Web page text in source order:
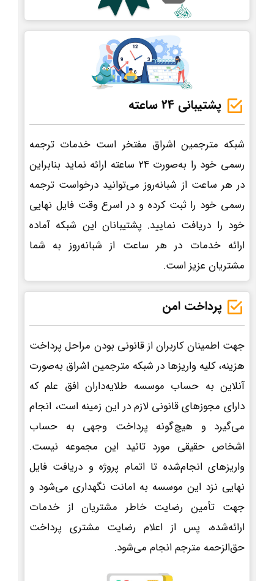
پشتیبانی 24 ساعته
شبکه مترجمین اشراق مفتخر است خدمات ترجمه
رسمی خود را به‌صورت 24 ساعته ارائه نماید بنابراین
در هر ساعت از شبانه‌روز می‌توانید درخواست ترجمه
رسمی خود را ثبت کرده و در اسرع وقت فایل نهایی
خود را دریافت نمایید. پشتیبانان این شبکه آماده
ارائه خدمات در هر ساعت از شبانه‌روز به شما
مشتریان عزیز است.
پرداخت امن
جهت اطمینان کاربران از قانونی بودن مراحل پرداخت
هزینه، کلیه واریزها در شبکه مترجمین اشراق به‌صورت
آنلاین به حساب موسسه طلایه‌داران افق علم که
دارای مجوزهای قانونی لازم در این زمینه است، انجام
می‌گیرد و هیچ‌گونه پرداخت وجهی به حساب
اشخاص حقیقی مورد تائید این مجموعه نیست.
واریزهای انجام‌شده تا اتمام پروژه و دریافت فایل
نهایی نزد این موسسه به امانت نگهداری می‌شود و
جهت تأمین رضایت خاطر مشتریان از خدمات
ارائه‌شده، پس از اعلام رضایت مشتری پرداخت
حق‌الزحمه مترجم انجام می‌شود.